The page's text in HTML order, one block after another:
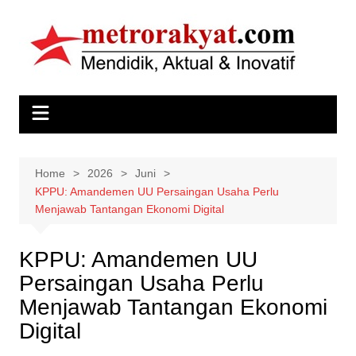
content
Home 2026
Juni
KPPU: Amandemen UU Persaingan Usaha Perlu
Menjawab Tantangan Ekonomi Digital
KPPU: Amandemen UU
Persaingan Usaha Perlu
Menjawab Tantangan Ekonomi
Digital